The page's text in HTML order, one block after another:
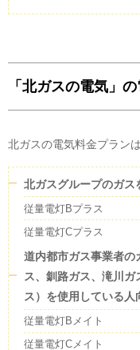
は、CO2ゼロエミッション
0.5％未満です。
2024年
「北ガスの電気」
北ガスの電気料金プラン
北ガスグループのガス
従量電灯Bプラス
従量電灯Cプラス
道内都市ガス事業者の
ス、釧路ガス、滝川
ス）を使用している人
従量電灯Bメイト
従量電灯Cメイト